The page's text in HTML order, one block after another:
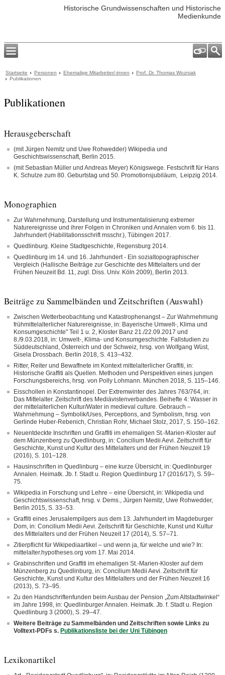
Historische Grundwissenschaften und Historische
Medienkunde
Startseite Personen Ehemalige Mitarbeiter/-innen
Prof. Dr. Thomas Wozniak
Publikationen
Publikationen
Herausgeberschaft
(mit Jürgen Nemitz und Uwe Rohwedder) Wikipedia und
Geschichtswissenschaft, Berlin 2015.
(mit Sebastian Müller und Andreas Meyer) Königswege. Festschrift für Hans
K. Schulze zum 80. Geburtstag und 50. Promotionsjubiläum, Leipzig 2014.
Monographien
Zur Wahrnehmung, Darstellung und Instrumentalisierung extremer
Naturereignisse und ihrer Folgen in Chroniken und Annalen vom 6. bis 11.
Jahrhundert (Habilitationsschrift msschr.), Tübingen 2017.
Quedlinburg. Kleine Stadtgeschichte, Regensburg 2014.
Quedlinburg im 14. und 16. Jahrhundert - Ein sozialtopographischer
Vergleich (Hallische Beiträge zur Geschichte des Mittelalters und der
Frühen Neuzeit Bd. 11, zugl. Diss. Univ. Köln 2009), Berlin 2013.
Beiträge zu Sammelbänden und Zeitschriften (Auswahl)
Zwischen Wetterbeobachtung und Katastrophenangst – Zur Wahrnehmung
frühmittelalterlicher Naturereignisse, in: Bayerische Umwelt-, Klima und
Konsumgeschichte" Teil 1 u. 2, Kloster Banz 21./22.09.2017 und
8./9.03.2018, in: Umwelt-, Klima- und Konsumgeschichte. Fallstudien zu
Süddeutschland, Österreich und der Schweiz, hrsg. von Wolfgang Wüst,
Gisela Drossbach. Berlin 2018, S. 413–432.
Ritter, Reiter und Bewaffnete im Kontext mittelalterlicher Graffiti, in:
Historische Graffiti als Quellen. Methoden und Perspektiven eines jungen
Forschungsbereichs, hrsg. von Polly Lohmann. München 2018, S. 115–146.
Eisschollen in Konstantinopel. Der Extremwinter des Jahres 763/764, in:
Das Mittelalter. Zeitschrift des Mediävistenverbandes. Beihefte 4: Wasser in
der mittelalterlichen Kultur/Water in medieval culture. Gebrauch –
Wahrnehmung – Symbolik/Uses, Perceptions, and Symbolism, hrsg. von
Gerlinde Huber-Rebenich, Christian Rohr, Michael Stolz, 2017, S. 150–162.
Neuentdeckte Inschriften und Graffiti im ehemaligen St.-Marien-Kloster auf
dem Münzenberg zu Quedlinburg, in: Concilium Medii Aevi. Zeitschrift für
Geschichte, Kunst und Kultur des Mittelalters und der Frühen Neuzeit 19
(2016), S. 101–128.
Hausinschriften in Quedlinburg – eine kurze Übersicht, in: Quedlinburger
Annalen. Heimatk. Jb. f. Stadt u. Region Quedlinburg 17 (2016/17), S. 59–
75.
Wikipedia in Forschung und Lehre – eine Übersicht, in: Wikipedia und
Geschichtswissenschaft, hrsg. v. Dems., Jürgen Nemitz, Uwe Rohwedder,
Berlin 2015, S. 33–53.
Graffiti eines Jerusalempilgers aus dem 13. Jahrhundert im Magdeburger
Dom, in: Concilium Medii Aevi. Zeitschrift für Geschichte, Kunst und Kultur
des Mittelalters und der Frühen Neuzeit 17 (2014), S. 57–71.
Zitierpflicht für Wikipediaartikel – und wenn ja, für welche und wie? In:
mittelalter.hypotheses.org vom 17. Mai 2014.
Grabinschriften und Graffiti im ehemaligen St.-Marien-Kloster auf dem
Münzenberg zu Quedlinburg, in: Concilium Medii Aevi. Zeitschrift für
Geschichte, Kunst und Kultur des Mittelalters und der Frühen Neuzeit 16
(2013), S. 73–95.
Zu den Handschriftenfunden beim Ausbau der Pension „Zum Altstadtwinkel“
im Jahre 1998, in: Quedlinburger Annalen. Heimatk. Jb. f. Stadt u. Region
Quedlinburg 3 (2000), S. 29–47.
Weitere Beiträge zu Sammelbänden und Zeitschriften sowie Links zu
Volltext-PDFs s. Publikationsliste bei der Uni Tübingen
Lexikonartikel